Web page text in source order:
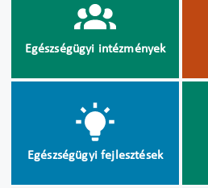
Egészségügyi intézmények
Egészségügyi fejlesztések